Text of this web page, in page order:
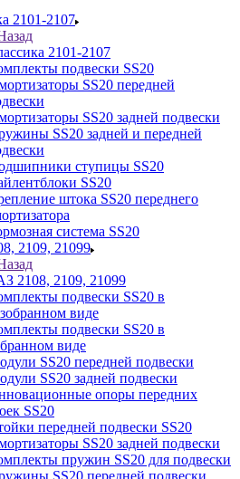
2101-2107
2101-2107
подвески SS20
SS20 передней
SS20 задней подвески
SS20 задней и передней
ступицы SS20
SS20
штока SS20 переднего
система SS20
2109, 21099
2108, 2109, 21099
подвески SS20 в
виде
подвески SS20 в
виде
SS20 передней подвески
SS20 задней подвески
опоры передних
SS20
передней подвески SS20
SS20 задней подвески
пружин SS20 для подвески
SS20 передней подвески